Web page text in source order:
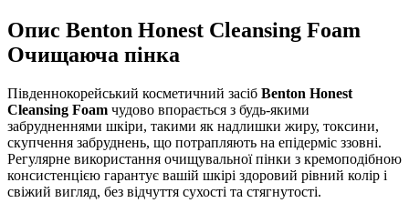
Опис Benton Honest Cleansing Foam
Очищаюча пінка
Південнокорейський косметичний засіб Benton Honest
Cleansing Foam чудово впорається з будь-якими
забрудненнями шкіри, такими як надлишки жиру, токсини,
скупчення забруднень, що потрапляють на епідерміс ззовні.
Регулярне використання очищувальної пінки з кремоподібною
консистенцією гарантує вашій шкірі здоровий рівний колір і
свіжий вигляд, без відчуття сухості та стягнутості.